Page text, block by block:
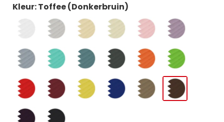
Kleur: Toffee (Donkerbruin)